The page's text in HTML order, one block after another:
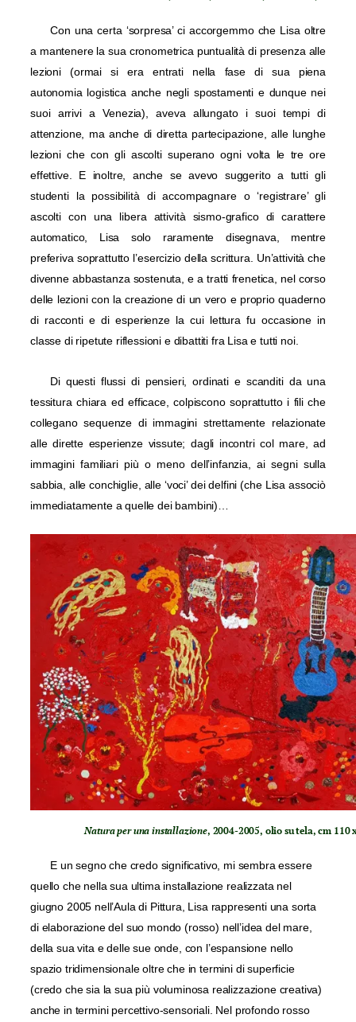
Con una certa ‘sorpresa’ ci accorgemmo che Lisa oltre
a mantenere la sua cronometrica puntualità di presenza alle
lezioni (ormai si era entrati nella fase di sua piena
autonomia logistica anche negli spostamenti e dunque nei
suoi arrivi a Venezia), aveva allungato i suoi tempi di
attenzione, ma anche di diretta partecipazione, alle lunghe
lezioni che con gli ascolti superano ogni volta le tre ore
effettive. E inoltre, anche se avevo suggerito a tutti gli
studenti la possibilità di accompagnare o ‘registrare’ gli
ascolti con una libera attività sismo-grafico di carattere
automatico, Lisa solo raramente disegnava, mentre
preferiva soprattutto l’esercizio della scrittura. Un’attività che
divenne abbastanza sostenuta, e a tratti frenetica, nel corso
delle lezioni con la creazione di un vero e proprio quaderno
di racconti e di esperienze la cui lettura fu occasione in
classe di ripetute riflessioni e dibattiti fra Lisa e tutti noi.
Di questi flussi di pensieri, ordinati e scanditi da una
tessitura chiara ed efficace, colpiscono soprattutto i fili che
collegano sequenze di immagini strettamente relazionate
alle dirette esperienze vissute; dagli incontri col mare, ad
immagini familiari più o meno dell’infanzia, ai segni sulla
sabbia, alle conchiglie, alle ‘voci’ dei delfini (che Lisa associò
immediatamente a quelle dei bambini)…
Natura per una installazione, 2004-2005, olio su tela, cm 110
E un segno che credo significativo, mi sembra essere
quello che nella sua ultima installazione realizzata nel
giugno 2005 nell’Aula di Pittura, Lisa rappresenti una sorta
di elaborazione del suo mondo (rosso) nell’idea del mare,
della sua vita e delle sue onde, con l’espansione nello
spazio tridimensionale oltre che in termini di superficie
(credo che sia la sua più voluminosa realizzazione creativa)
anche in termini percettivo-sensoriali. Nel profondo rosso